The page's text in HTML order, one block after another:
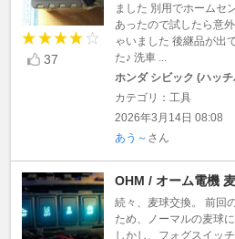
37
ました 別用でホームセ
あったので試したら意
ゃいました 後継品が出
た♪ 洗車 ...
ホンダ シビック (ハッ
カテゴリ：工具
2026年3月14日 08:08
あう～ さん
OHM / オーム電機
続々、麦球交換。 前回
ため、ノーマルの麦球
しかし、フォグスイッ